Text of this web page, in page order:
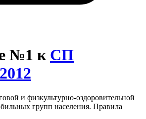
№1 к СП
и физкультурно-оздоровительной
групп населения. Правила